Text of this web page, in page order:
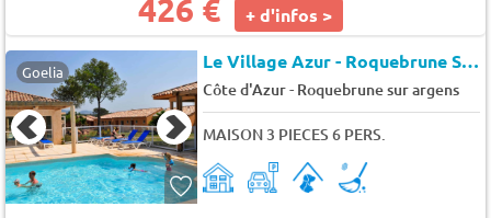
426 € + d'infos >
Goelia Le Village Azur - Roquebrune Sur Argens
Côte d'Azur- Roquebrune sur argens
MAISON 3 PIECES 6 PERS.